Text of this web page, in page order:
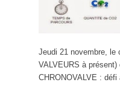
Jeudi 21 novembre, le
VALVEURS à présent)
CHRONOVALVE :